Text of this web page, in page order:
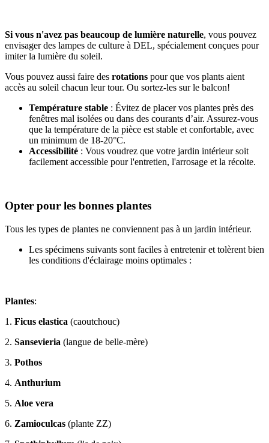
Si vous n'avez pas beaucoup de lumière naturelle, vous pouvez
envisager des lampes de culture à DEL, spécialement conçues pour
imiter la lumière du soleil.
Vous pouvez aussi faire des rotations pour que vos plants aient
accès au soleil chacun leur tour. Ou sortez-les sur le balcon!
Température stable : Évitez de placer vos plantes près des
fenêtres mal isolées ou dans des courants d’air. Assurez-vous
que la température de la pièce est stable et confortable, avec
un minimum de 18-20°C.
Accessibilité : Vous voudrez que votre jardin intérieur soit
facilement accessible pour l'entretien, l'arrosage et la récolte.
Opter pour les bonnes plantes
Tous les types de plantes ne conviennent pas à un jardin intérieur.
Les spécimens suivants sont faciles à entretenir et tolèrent bien
les conditions d'éclairage moins optimales :
Plantes:
1. Ficus elastica (caoutchouc)
2. Sansevieria (langue de belle-mère)
3. Pothos
4. Anthurium
5. Aloe vera
6. Zamioculcas (plante ZZ)